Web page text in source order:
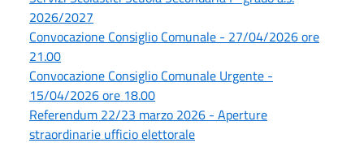
2026/2027
Convocazione Consiglio Comunale - 27/04/2026 ore
21.00
Convocazione Consiglio Comunale Urgente -
15/04/2026 ore 18.00
Referendum 22/23 marzo 2026 - Aperture
straordinarie ufficio elettorale